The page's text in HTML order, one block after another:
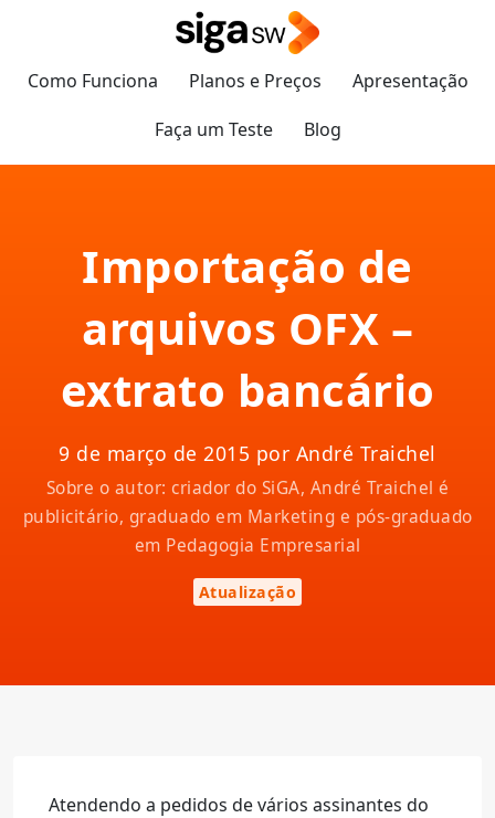
Como Funciona Planos e Preços
Apresentação
Faça um Teste
Blog
Importação de
arquivos OFX –
extrato bancário
9 de março de 2015 por André Traichel
Sobre o autor: criador do SiGA, André Traichel é
publicitário, graduado em Marketing e pós-graduado
em Pedagogia Empresarial
Atualização
Atendendo a pedidos de vários assinantes do